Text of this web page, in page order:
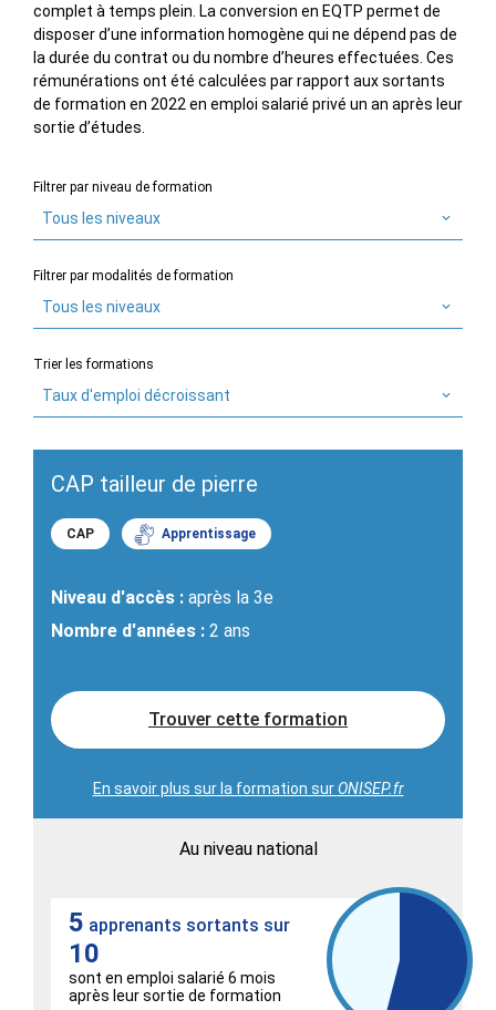
complet à temps plein. La conversion en EQTP permet de
disposer d’une information homogène qui ne dépend pas de
la durée du contrat ou du nombre d’heures effectuées. Ces
rémunérations ont été calculées par rapport aux sortants
de formation en 2022 en emploi salarié privé un an après leur
sortie d’études.
Filtrer par niveau de formation
Tous les niveaux
Filtrer par modalités de formation
Tous les niveaux
Trier les formations
Taux d'emploi décroissant
CAP tailleur de pierre
CAP Apprentissage
Niveau d'accès : après la 3e
Nombre d'années : 2 ans
Trouver cette formation
En savoir plus sur la formation surONISEP.fr
Au niveau national
5 apprenants sortants sur
10
sont en emploi salarié 6 mois
après leur sortie de formation